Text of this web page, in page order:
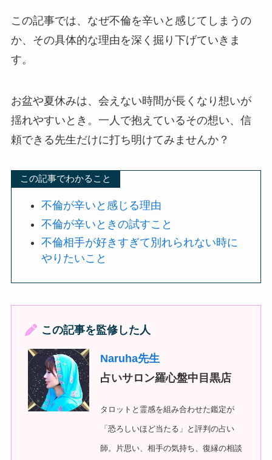
この記事では、なぜ不倫を辛いと感じてしまうの
か、その具体的な理由を深く掘り下げていきま
す。
お盆や夏休みは、会えない時間が長くなり想いが
揺れやすいとき。一人で抱えているその想い、信
頼できる先生だけに打ち明けてみませんか？
この記事でわかること
不倫が辛いと感じる理由
不倫が辛いときの試すこと
不倫相手が好きすぎて別れられない時に
やりたいこと
この記事を監修した人
Naruha先生
占いサロン羅心盤中目黒店
タロットと霊感を組み合わせた鑑定が
「恐ろしいほど当たる」と評判の占い
師。片思い、相手の気持ち、復縁の相談